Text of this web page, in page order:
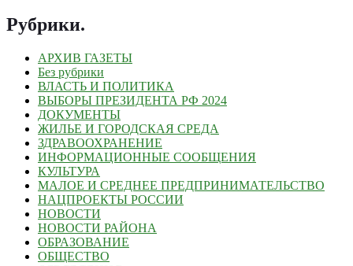
Рубрики.
АРХИВ ГАЗЕТЫ
Без рубрики
ВЛАСТЬ И ПОЛИТИКА
ВЫБОРЫ ПРЕЗИДЕНТА РФ 2024
ДОКУМЕНТЫ
ЖИЛЬЕ И ГОРОДСКАЯ СРЕДА
ЗДРАВООХРАНЕНИЕ
ИНФОРМАЦИОННЫЕ СООБЩЕНИЯ
КУЛЬТУРА
МАЛОЕ И СРЕДНЕЕ ПРЕДПРИНИМАТЕЛЬСТВО
НАЦПРОЕКТЫ РОССИИ
НОВОСТИ
НОВОСТИ РАЙОНА
ОБРАЗОВАНИЕ
ОБЩЕСТВО